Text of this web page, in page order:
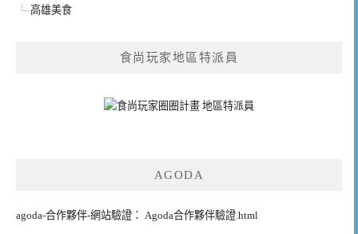
高雄美食
食尚玩家地區特派員
AGODA
agoda-合作夥伴-網站驗證： Agoda合作夥伴驗證.html